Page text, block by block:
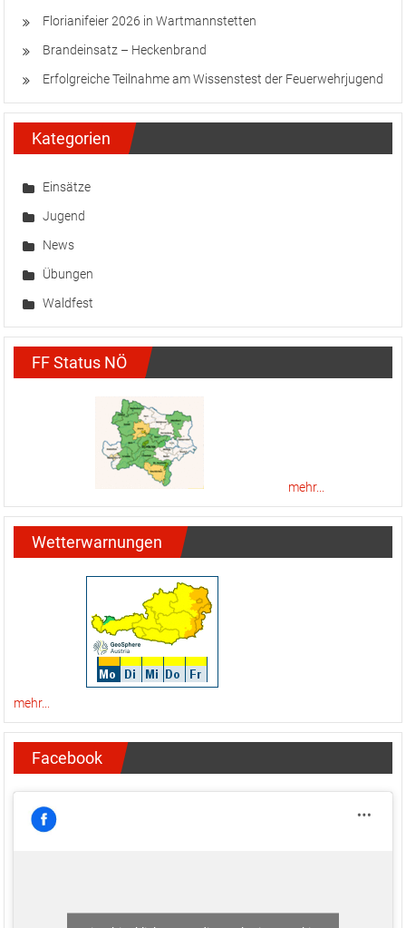
Florianifeier 2026 in Wartmannstetten
Brandeinsatz – Heckenbrand
Erfolgreiche Teilnahme am Wissenstest der Feuerwehrjugend
Kategorien
Einsätze
Jugend
News
Übungen
Waldfest
FF Status NÖ
mehr...
Wetterwarnungen
mehr...
Facebook